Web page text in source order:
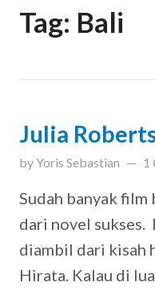
Tag: Bali
Julia
by Yoris Sebastian 1
Sudah banyak
dari novel sukses.
diambil dari kisah
Hirata. Kalau di